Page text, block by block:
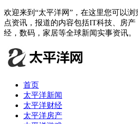
欢迎来到“太平洋网”，在这里您可以
点资讯，报道的内容包括IT科技、房
经，数码，家居等全球新闻实事资讯。
首页
太平洋新闻
太平洋财经
太平洋房产